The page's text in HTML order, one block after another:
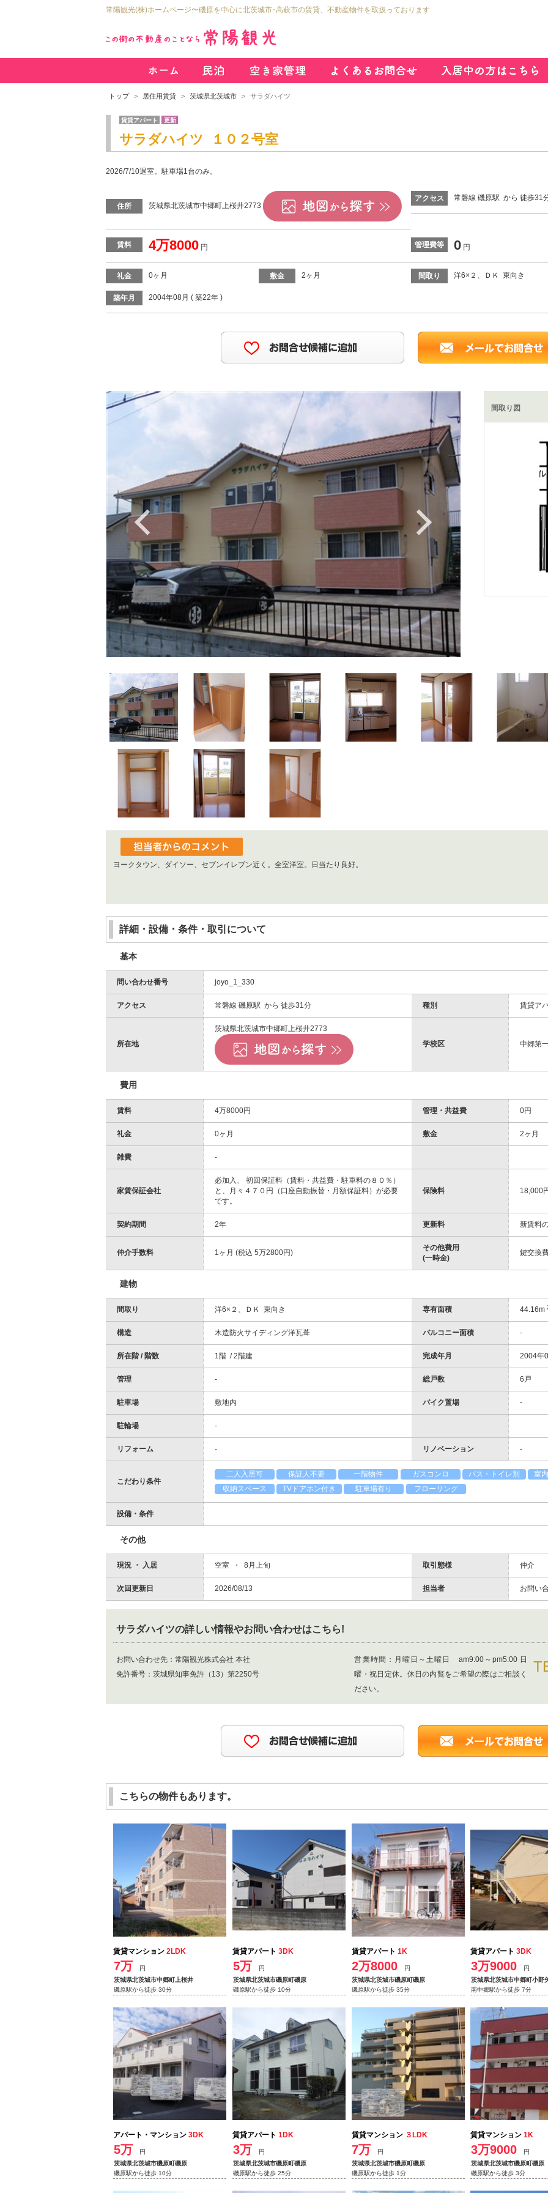
常陽観光(株)ホームページ〜磯原を中心に北茨城市･高萩市の賃貸、不動産物件を取扱っております
トップ 居住用賃貸 茨城県北茨城市 サラダハイツ
賃貸アパート 更新
サラダハイツ １０２号室
2026/7/10退室。駐車場1台のみ。
住所 茨城県北茨城市中郷町上桜井2773
アクセス 常磐線 磯原駅 から 徒歩31
賃料 4万8000 円 管理費等 0 円
礼金 0ヶ月 敷金 2ヶ月 間取り 洋6×２、ＤＫ 東向き
築年月 2004年08月 ( 築22年 )
Previous Next
間取り図
ヨークタウン、ダイソー、セブンイレブン近く。全室洋室。日当たり良好。
詳細・設備・条件・取引について
基本
問い合わせ番号 joyo_1_330
アクセス 常磐線 磯原駅 から 徒歩31分 種別 賃貸ア
所在地
茨城県北茨城市中郷町上桜井2773
学校区
中郷第
費用
賃料 4万8000円 管理・共益費 0円
礼金 0ヶ月 敷金 2ヶ月
雑費 -
家賃保証会社
必加入、 初回保証料（賃料・共益費・駐車料の８０％）
と、月々４７０円（口座自動振替・月額保証料）が必要
です。
保険料 18,000
契約期間 2年 更新料 新賃料
仲介手数料 1ヶ月 (税込 5万2800円)
その他費用
(一時金)
鍵交換
建物
間取り 洋6×２、ＤＫ 東向き 専有面積 44.16m
構造 木造防火サイディング洋瓦葺 バルコニー面積 -
所在階 / 階数 1階 / 2階建 完成年月 2004年
管理 - 総戸数 6戸
駐車場 敷地内 バイク置場 -
駐輪場 -
リフォーム - リノベーション -
こだわり条件
二人入居可 保証人不要 一階物件 ガスコンロ バス・トイレ別 室
収納スペース
TVドアホン付き 駐車場有り フローリング
設備・条件
その他
現況 ・ 入居 空室 ・ 8月上旬 取引態様 仲介
次回更新日 2026/08/13 担当者 お問い
サラダハイツの詳しい情報やお問い合わせはこちら!
お問い合わせ先： 常陽観光株式会社 本社
免許番号： 茨城県知事免許（13）第2250号
営業時間： 月曜日～土曜日 am9:00～pm5:00 日
曜・祝日定休。休日の内覧をご希望の際はご相談く
ださい。
こちらの物件もあります。
賃貸マンション 2LDK
7万
円
茨城県北茨城市中郷町上桜井
磯原駅から徒歩 30分
賃貸アパート 3DK
5万
円
茨城県北茨城市磯原町磯原
磯原駅から徒歩 10分
賃貸アパート 1K
2万8000
円
茨城県北茨城市磯原町磯原
磯原駅から徒歩 35分
賃貸アパート3DK
3万9000
円
茨城県北茨城市中郷町小野
南中郷駅から徒歩 7分
アパート・マンション 3DK
5万
円
茨城県北茨城市磯原町磯原
磯原駅から徒歩 10分
賃貸アパート 1DK
3万
円
茨城県北茨城市磯原町磯原
磯原駅から徒歩 25分
賃貸マンション ３LDK
7万
円
茨城県北茨城市磯原町磯原
磯原駅から徒歩 1分
賃貸マンション1K
3万9000
円
茨城県北茨城市磯原町磯原
磯原駅から徒歩 3分